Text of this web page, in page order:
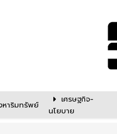
หาริมทรัพย์
เศรษฐกิจ-
นโยบาย